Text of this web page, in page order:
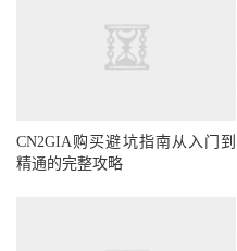
CN2GIA购买避坑指南从入门到
精通的完整攻略